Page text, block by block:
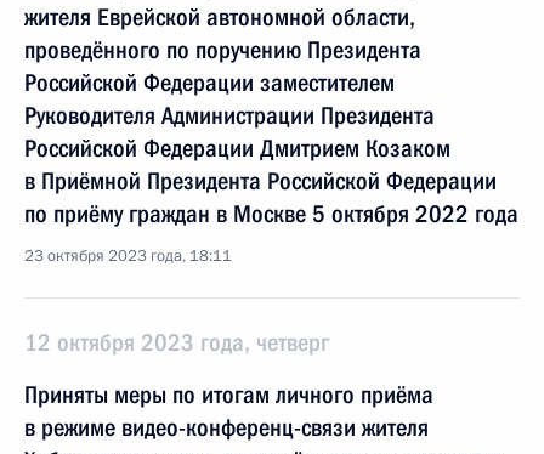
жителя Еврейской автономной области,
проведённого по поручению Президента
Российской Федерации заместителем
Руководителя Администрации Президента
Российской Федерации Дмитрием Козаком
в Приёмной Президента Российской Федерации
по приёму граждан в Москве 5 октября 2022 года
23 октября 2023 года, 18:11
12 октября 2023 года, четверг
Приняты меры по итогам личного приёма
в режиме видео-конференц-связи жителя